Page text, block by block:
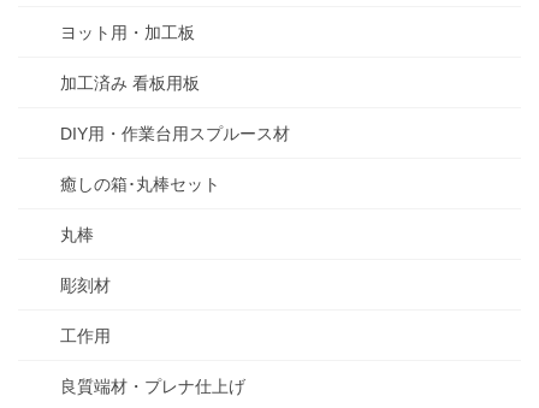
ヨット用・加工板
加工済み 看板用板
DIY用・作業台用スプルース材
癒しの箱･丸棒セット
丸棒
彫刻材
工作用
良質端材・プレナ仕上げ